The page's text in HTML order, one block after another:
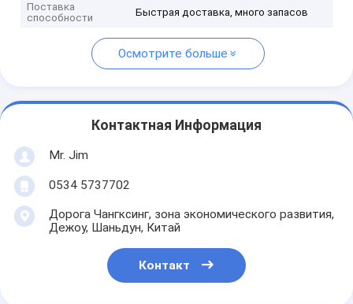
Поставка
способности
Быстрая доставка, много запасов
Осмотрите больше
Контактная Информация
Mr. Jim
0534 5737702
Дорога Чангксинг, зона экономического развития,
Дежоу, Шаньдун, Китай
Контакт